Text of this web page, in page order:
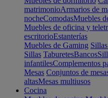
matrimonioArmarios de
nocheComodasMuebles
Muebles de oficina y
escritorioEstanterías
Muebles de Gaming
Sillas TaburetesBancos
infantilesComplementos
Mesas Conjuntos de
altasMesas multiusos
Cocina